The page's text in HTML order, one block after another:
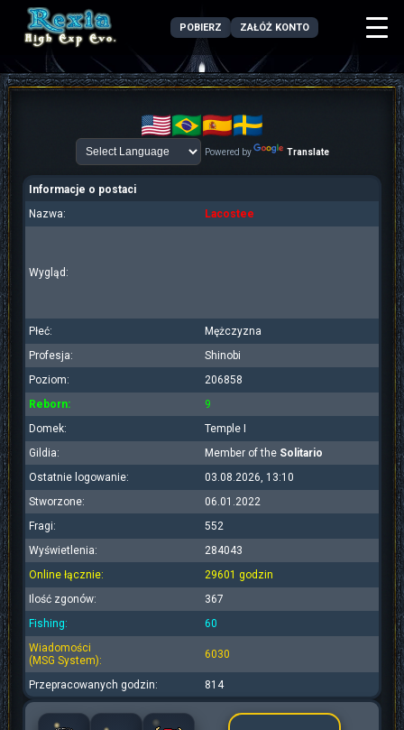
POBIERZ ZAŁÓŻ KONTO
Powered by Translate
Informacje o postaci
Nazwa:
Lacostee
Wygląd:
Płeć:
Mężczyzna
Profesja:
Shinobi
Poziom:
206858
Reborn:
9
Domek:
Temple I
Gildia:
Member of the Solitario
Ostatnie logowanie:
03.08.2026, 13:10
Stworzone:
06.01.2022
Fragi:
552
Wyświetlenia:
284043
Online łącznie:
29601 godzin
Ilość zgonów:
367
Fishing:
60
Wiadomości
(MSG System):
6030
Przepracowanych godzin: 814